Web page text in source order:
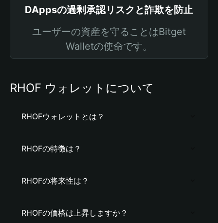
DAppsの過剰承認リスクと詐欺を防止
ユーザーの資産を守ることはBitget
Walletの使命です。
RHOF ウォレットについて
RHOFウォレットとは？
RHOFの特徴は？
RHOFの将来性は？
RHOFの価格は上昇しますか？